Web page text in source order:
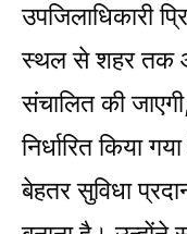
उपजिलाधिकारी
स्थल से शहर तक
संचालित की
निर्धारित किया
बेहतर सुविधा